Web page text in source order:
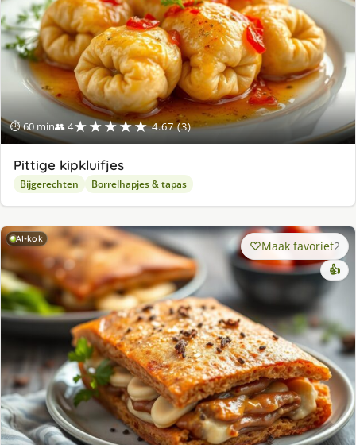
⏱ 60 min👥 4★★★★★ 4.67 (3)
Pittige kipkluifjes
Bijgerechten Borrelhapjes & tapas
AI-kok Maak favoriet2
👍